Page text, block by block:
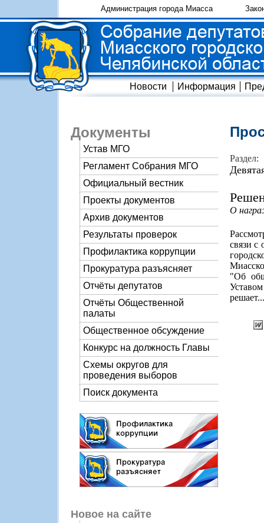
Администрация города Миасса
Новости Информация
Документы
Устав МГО
Регламент Собрания МГО
Официальный вестник
Проекты документов
Архив документов
Результаты проверок
Профилактика коррупции
Прокуратура разъясняет
Отчёты депутатов
Отчёты Общественной
палаты
Общественное обсуждение
Конкурс на должность Главы
Схемы округов для
проведения выборов
Поиск документа
Новое на сайте
Раздел:
О
связи с
"Об
решает...